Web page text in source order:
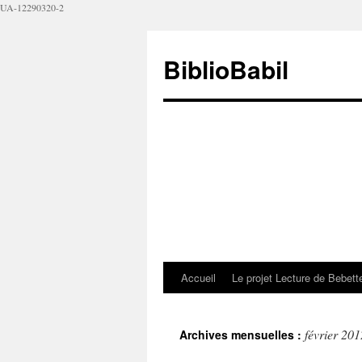
UA-12290320-2
BiblioBabil
Accueil Le projet Lecture de
Archives mensuelles : février